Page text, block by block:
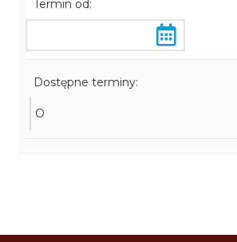
Termin od:
Dostępne terminy:
O